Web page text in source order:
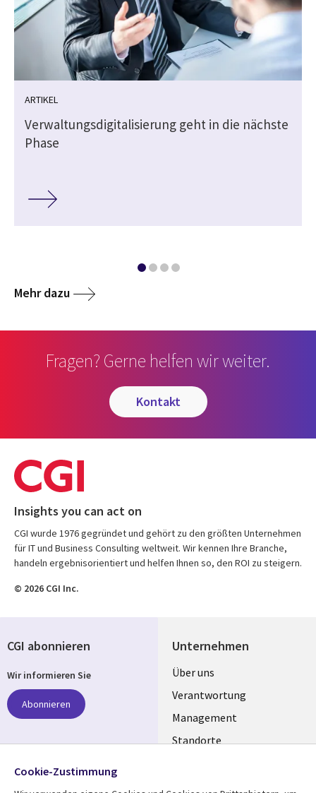
ARTIKEL
Verwaltungsdigitalisierung geht in die nächste
Phase
Mehr dazu
Fragen? Gerne helfen wir weiter.
kontakt
Insights you can act on
CGI wurde 1976 gegründet und gehört zu den größten Unternehmen
für IT und Business Consulting weltweit. Wir kennen Ihre Branche,
handeln ergebnisorientiert und helfen Ihnen so, den ROI zu steigern.
© 2026 CGI Inc.
Unternehmen
Useful
links
GERMANY
Über uns
Verantwortung
Management
Standorte
CGI abonnieren
Wir informieren Sie
Abonnieren
Folgen Sie uns
Cookie-Zustimmung